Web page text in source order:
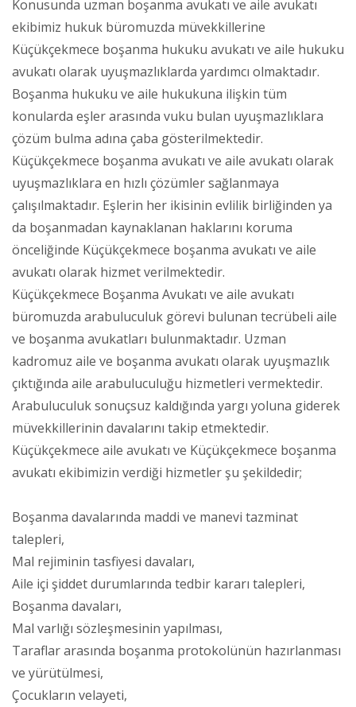
Konusunda uzman boşanma avukatı ve aile avukatı
ekibimiz hukuk büromuzda müvekkillerine
Küçükçekmece boşanma hukuku avukatı ve aile hukuku
avukatı olarak uyuşmazlıklarda yardımcı olmaktadır.
Boşanma hukuku ve aile hukukuna ilişkin tüm
konularda eşler arasında vuku bulan uyuşmazlıklara
çözüm bulma adına çaba gösterilmektedir.
Küçükçekmece boşanma avukatı ve aile avukatı olarak
uyuşmazlıklara en hızlı çözümler sağlanmaya
çalışılmaktadır. Eşlerin her ikisinin evlilik birliğinden ya
da boşanmadan kaynaklanan haklarını koruma
önceliğinde Küçükçekmece boşanma avukatı ve aile
avukatı olarak hizmet verilmektedir.
Küçükçekmece Boşanma Avukatı ve aile avukatı
büromuzda arabuluculuk görevi bulunan tecrübeli aile
ve boşanma avukatları bulunmaktadır. Uzman
kadromuz aile ve boşanma avukatı olarak uyuşmazlık
çıktığında aile arabuluculuğu hizmetleri vermektedir.
Arabuluculuk sonuçsuz kaldığında yargı yoluna giderek
müvekkillerinin davalarını takip etmektedir.
Küçükçekmece aile avukatı ve Küçükçekmece boşanma
avukatı ekibimizin verdiği hizmetler şu şekildedir;
Boşanma davalarında maddi ve manevi tazminat
talepleri,
Mal rejiminin tasfiyesi davaları,
Aile içi şiddet durumlarında tedbir kararı talepleri,
Boşanma davaları,
Mal varlığı sözleşmesinin yapılması,
Taraflar arasında boşanma protokolünün hazırlanması
ve yürütülmesi,
Çocukların velayeti,